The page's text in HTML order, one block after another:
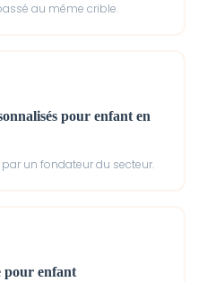
au même crible.
pour enfant en
un fondateur du secteur.
pour enfant